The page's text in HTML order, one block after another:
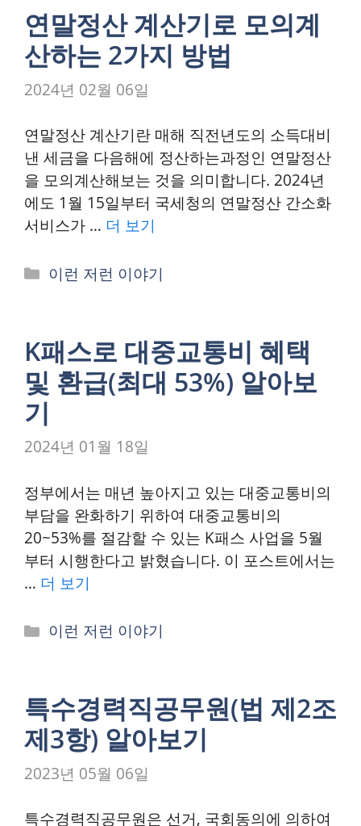
리
연말정산 계산기로 모의계
산하는 2가지 방법
2024년 02월 06일
연말정산 계산기란 매해 직전년도의 소득대비
낸 세금을 다음해에 정산하는과정인 연말정산
을 모의계산해보는 것을 의미합니다. 2024년
에도 1월 15일부터 국세청의 연말정산 간소화
서비스가 … 더 보기
카
리
이런 저런 이야기
K패스로 대중교통비 혜택
및 환급(최대 53%) 알아보
기
2024년 01월 18일
정부에서는 매년 높아지고 있는 대중교통비의
부담을 완화하기 위하여 대중교통비의
20~53%를 절감할 수 있는 K패스 사업을 5월
부터 시행한다고 밝혔습니다. 이 포스트에서는
… 더 보기
카
리
이런 저런 이야기
특수경력직공무원(법 제2조
제3항) 알아보기
2023년 05월 06일
특수경력직공무원은 선거, 국회동의에 의하여